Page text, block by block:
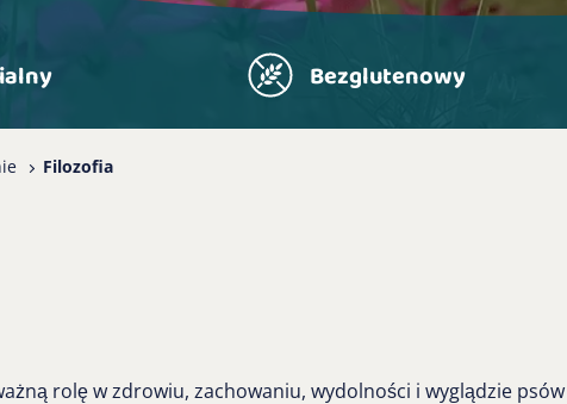
Bezglutenowy
Filozofia
rolę w zdrowiu, zachowaniu, wydolności i wyglądzie